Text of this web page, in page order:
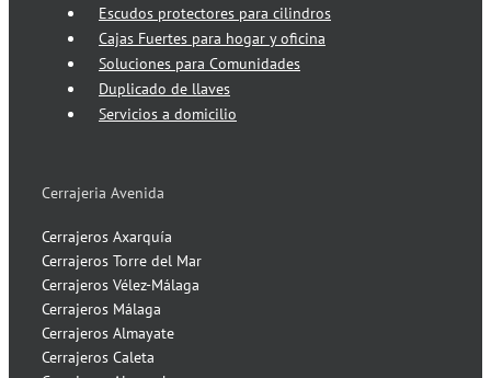
Escudos protectores para cilindros
Cajas Fuertes para hogar y oficina
Soluciones para Comunidades
Duplicado de llaves
Servicios a domicilio
Cerrajeria Avenida
Cerrajeros Axarquía
Cerrajeros Torre del Mar
Cerrajeros Vélez-Málaga
Cerrajeros Málaga
Cerrajeros Almayate
Cerrajeros Caleta